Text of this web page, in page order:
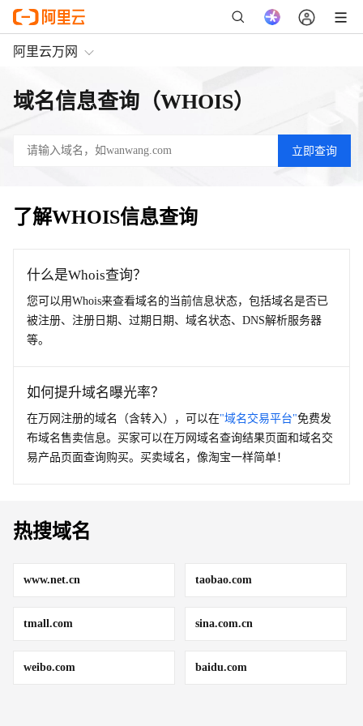
阿里云万网
域名信息查询（WHOIS）
了解WHOIS信息查询
什么是Whois查询？
您可以用Whois来查看域名的当前信息状态，包括域名是否已
被注册、注册日期、过期日期、域名状态、DNS解析服务器
等。
如何提升域名曝光率？
在万网注册的域名（含转入），可以在"域名交易平台"免费发
布域名售卖信息。买家可以在万网域名查询结果页面和域名交
易产品页面查询购买。买卖域名，像淘宝一样简单！
热搜域名
www.net.cn taobao.com
tmall.com sina.com.cn
weibo.com baidu.com